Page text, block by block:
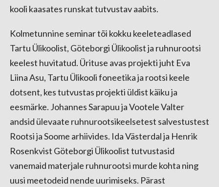
kooli kaasates runskat tutvustav aabits.
Kolmetunnine seminar tõi kokku keeleteadlased
Tartu Ülikoolist, Göteborgi Ülikoolist ja ruhnurootsi
keelest huvitatud. Ürituse avas projekti juht Eva
Liina Asu, Tartu Ülikooli foneetika ja rootsi keele
dotsent, kes tutvustas projekti üldist käiku ja
eesmärke. Johannes Sarapuu ja Vootele Valter
andsid ülevaate ruhnurootsikeelsetest salvestustest
Rootsi ja Soome arhiivides. Ida Västerdal ja Henrik
Rosenkvist Göteborgi Ülikoolist tutvustasid
vanemaid materjale ruhnurootsi murde kohta ning
uusi meetodeid nende uurimiseks. Pärast